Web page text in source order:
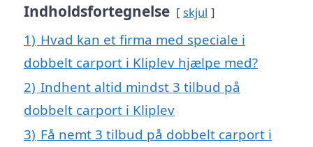
Indholdsfortegnelse skjul
1) Hvad kan et firma med speciale i
dobbelt carport i Kliplev hjælpe med?
2) Indhent altid mindst 3 tilbud på
dobbelt carport i Kliplev
3) Få nemt 3 tilbud på dobbelt carport i